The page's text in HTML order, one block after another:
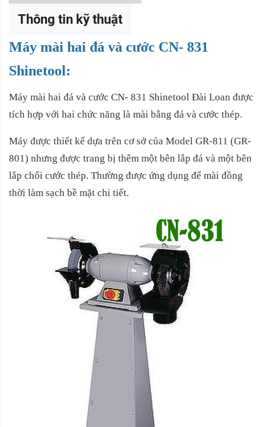
Thông tin kỹ thuật
Máy mài hai đá và cước CN- 831
Shinetool:
Máy mài hai đá và cước CN- 831 Shinetool Đài Loan được
tích hợp với hai chức năng là mài bằng đá và cước thép.
Máy được thiết kế dựa trên cơ sở của Model GR-811 (GR-
801) nhưng được trang bị thêm một bên lắp đá và một bên
lắp chổi cước thép. Thường được ứng dụng để mài đồng
thời làm sạch bề mặt chi tiết.